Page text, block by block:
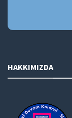
HAKKIMIZDA